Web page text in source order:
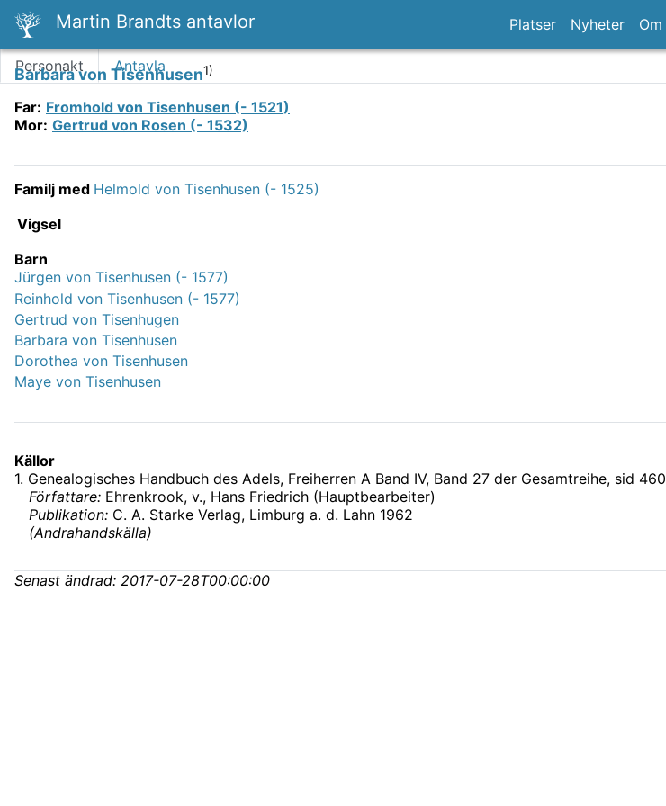
Martin Brandts antavlor Platser Nyheter Om
Personakt Antavla
Barbara von Tisenhusen1)
Far: Fromhold von Tisenhusen (- 1521)
Mor: Gertrud von Rosen (- 1532)
Familj med Helmold von Tisenhusen (- 1525)
Vigsel
Barn
Jürgen von Tisenhusen (- 1577)
Reinhold von Tisenhusen (- 1577)
Gertrud von Tisenhugen
Barbara von Tisenhusen
Dorothea von Tisenhusen
Maye von Tisenhusen
Källor
1. Genealogisches Handbuch des Adels, Freiherren A Band IV, Band 27 der Gesamtreihe, sid 460
Författare: Ehrenkrook, v., Hans Friedrich (Hauptbearbeiter)
Publikation: C. A. Starke Verlag, Limburg a. d. Lahn 1962
(Andrahandskälla)
Senast ändrad: 2017-07-28T00:00:00